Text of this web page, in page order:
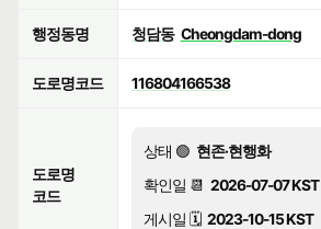
행정동명 청담동 Cheongdam-dong
도로명코드 116804166538
도로명
코드
상태 🟢 현존·현행화
확인일 📆 2026-07-07 KST
게시일 🗓️ 2023-10-15 KST